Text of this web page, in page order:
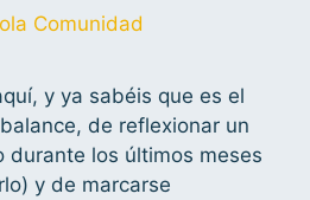
Comunidad
y ya sabéis que es el
de reflexionar un
durante los últimos meses
y de marcarse